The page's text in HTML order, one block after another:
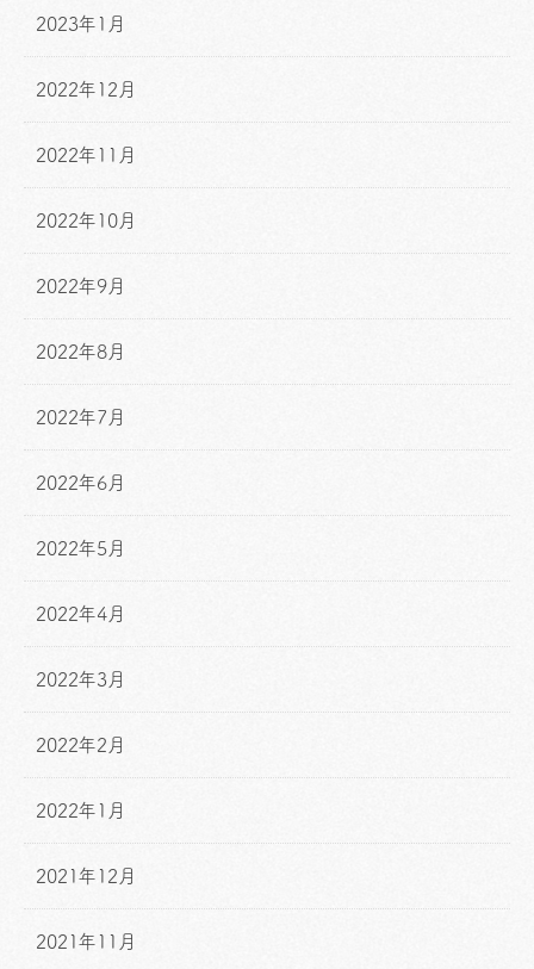
2023年1月
2022年12月
2022年11月
2022年10月
2022年9月
2022年8月
2022年7月
2022年6月
2022年5月
2022年4月
2022年3月
2022年2月
2022年1月
2021年12月
2021年11月